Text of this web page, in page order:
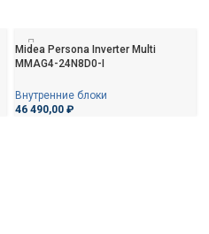
Midea Persona Inverter Multi
MMAG4-24N8D0-I
Внутренние блоки
46 490,00 ₽